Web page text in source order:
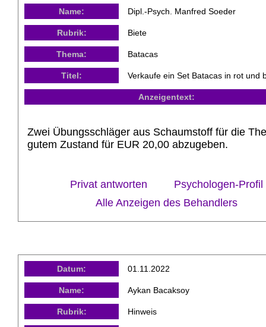
Name: Dipl.-Psych. Manfred Soeder
Rubrik: Biete
Thema: Batacas
Titel: Verkaufe ein Set Batacas in rot und
Anzeigentext:
Zwei Übungsschläger aus Schaumstoff für die
gutem Zustand für EUR 20,00 abzugeben.
Privat antworten
Psychologen-Profil
Alle Anzeigen des Behandlers
Datum: 01.11.2022
Name: Aykan Bacaksoy
Rubrik: Hinweis